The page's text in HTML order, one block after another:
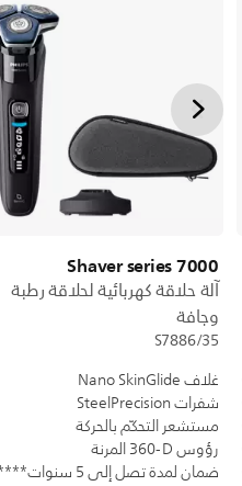
Shaver series 7000
آلة حلاقة كهربائية لحلاقة رطبة
وجافة
S7886/35
غلاف Nano SkinGlide
شفرات SteelPrecision
مستشعر التحكّم بالحركة
رؤوس ‎360-D‎ المرنة
ضمان لمدة تصل إلى 5 سنوات****